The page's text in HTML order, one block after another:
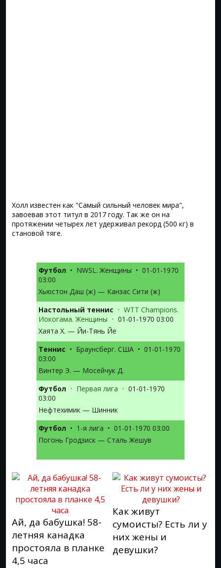
Холл известен как "Самый сильный человек мира",
завоевав этот титул в 2017 году. Так же он на
протяжении четырех лет удерживал рекорд (500 кг) в
становой тяге.
Футбол • NWSL. Женщины • 01-01-1970
03:00
Хьюстон Даш (ж) — Канзас Сити (ж)
Настольный теннис • WTT Champions.
Иокогама. Женщины • 01-01-1970 03:00
Хаята Х. — Йи-Тянь Йе
Теннис • Браунсберг. США • 01-01-1970
03:00
Винтер Э. — Мосейчук Д.
Футбол • Первая лига • 01-01-1970
03:00
Нефтехимик — Шинник
Футбол • 1-я лига • 01-01-1970 03:00
Погонь Гродзиск — Сталь Жешув
Ай, да бабушка! 58-
летняя канадка
простояла в планке
4,5 часа
Как живут
сумоисты? Есть ли у
них жены и
девушки?